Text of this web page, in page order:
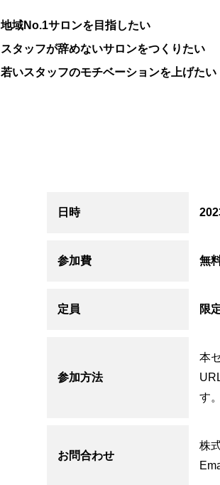
地域No.1サロンを目指したい
スタッフが辞めないサロンをつくりたい
若いスタッフのモチベーションを上げたい
日時
参加費 無
定員 限
参加方法
本
す。
お問合わせ
株